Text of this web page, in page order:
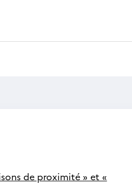
de proximité » et «